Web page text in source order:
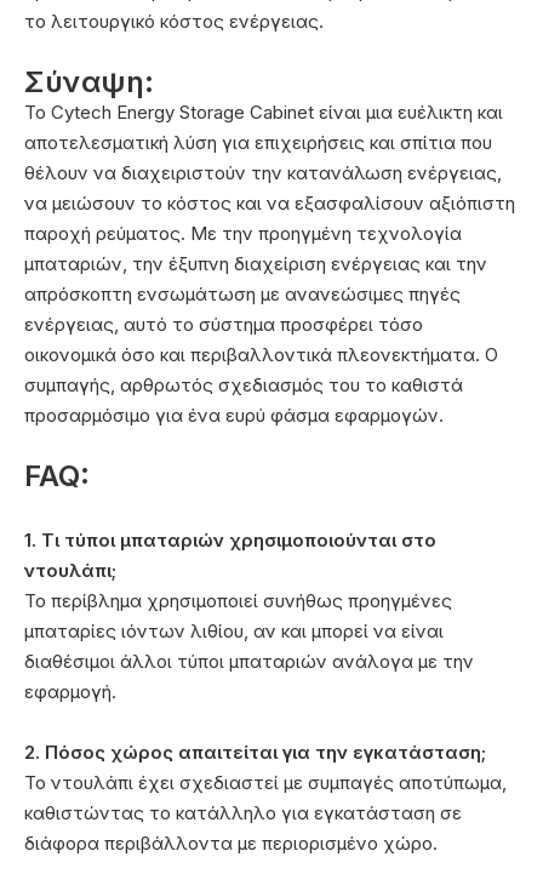
το λειτουργικό κόστος ενέργειας.
Σύναψη:
Το Cytech Energy Storage Cabinet είναι μια ευέλικτη και
αποτελεσματική λύση για επιχειρήσεις και σπίτια που
θέλουν να διαχειριστούν την κατανάλωση ενέργειας,
να μειώσουν το κόστος και να εξασφαλίσουν αξιόπιστη
παροχή ρεύματος. Με την προηγμένη τεχνολογία
μπαταριών, την έξυπνη διαχείριση ενέργειας και την
απρόσκοπτη ενσωμάτωση με ανανεώσιμες πηγές
ενέργειας, αυτό το σύστημα προσφέρει τόσο
οικονομικά όσο και περιβαλλοντικά πλεονεκτήματα. Ο
συμπαγής, αρθρωτός σχεδιασμός του το καθιστά
προσαρμόσιμο για ένα ευρύ φάσμα εφαρμογών.
FAQ:
1. Τι τύποι μπαταριών χρησιμοποιούνται στο
ντουλάπι;
Το περίβλημα χρησιμοποιεί συνήθως προηγμένες
μπαταρίες ιόντων λιθίου, αν και μπορεί να είναι
διαθέσιμοι άλλοι τύποι μπαταριών ανάλογα με την
εφαρμογή.
2. Πόσος χώρος απαιτείται για την εγκατάσταση;
Το ντουλάπι έχει σχεδιαστεί με συμπαγές αποτύπωμα,
καθιστώντας το κατάλληλο για εγκατάσταση σε
διάφορα περιβάλλοντα με περιορισμένο χώρο.